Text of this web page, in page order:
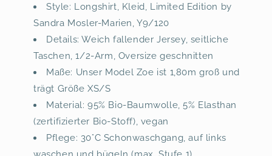
Style: Longshirt, Kleid, Limited Edition by
Sandra Mosler-Marien, Y9/120
Details: Weich fallender Jersey, seitliche
Taschen, 1/2-Arm, Oversize geschnitten
Maße: Unser Model Zoe ist 1,80m groß und
trägt Größe XS/S
Material: 95% Bio-Baumwolle, 5% Elasthan
(zertifizierter Bio-Stoff), vegan
Pflege: 30°C Schonwaschgang, auf links